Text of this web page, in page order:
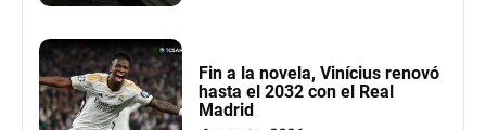
Fin a la novela, Vinícius renovó
hasta el 2032 con el Real
Madrid